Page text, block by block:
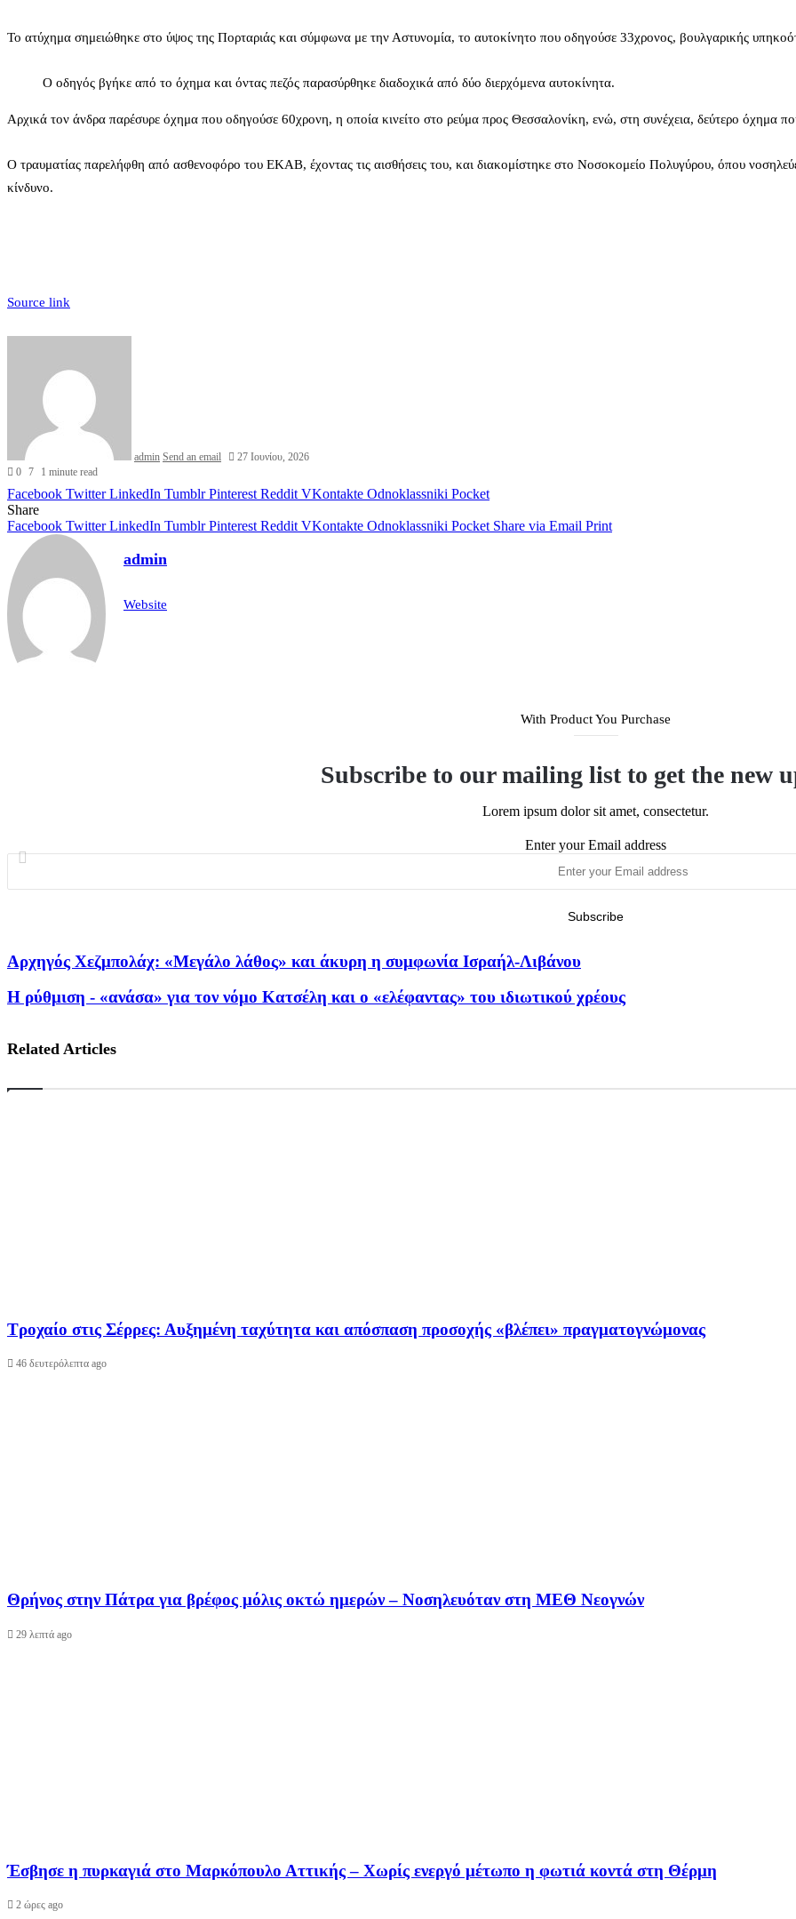
Το ατύχημα σημειώθηκε στο ύψος της Πορταριάς και σύμφωνα με την Αστυνομία, το αυτοκίνητο που οδηγούσε 33χρονος, βουλγαρικής
Ο οδηγός βγήκε από το όχημα και όντας πεζός παρασύρθηκε διαδοχικά από δύο διερχόμενα αυτοκίνητα.
Αρχικά τον άνδρα παρέσυρε όχημα που οδηγούσε 60χρονη, η οποία κινείτο στο ρεύμα προς Θεσσαλονίκη, ενώ, στη συνέχεια, δεύτερο όχημα
Ο τραυματίας παρελήφθη από ασθενοφόρο του ΕΚΑΒ, έχοντας τις αισθήσεις του, και διακομίστηκε στο Νοσοκομείο Πολυγύρου, όπου
κίνδυνο.
Source link
admin Send an email
27 Ιουνίου, 2026
0 7 1 minute read
Facebook Twitter LinkedIn Tumblr Pinterest Reddit VKontakte Odnoklassniki Pocket
Share
Facebook Twitter LinkedIn Tumblr Pinterest Reddit VKontakte Odnoklassniki Pocket Share via Email Print
admin
Website
With Product You Purchase
Subscribe to our mailing list to get the new
Lorem ipsum dolor sit amet, consectetur.
Enter your Email address
Αρχηγός Χεζμπολάχ: «Μεγάλο λάθος» και άκυρη η συμφωνία Ισραήλ-Λιβάνου
Η ρύθμιση - «ανάσα» για τον νόμο Κατσέλη και ο «ελέφαντας» του ιδιωτικού χρέους
Related Articles
Τροχαίο στις Σέρρες: Αυξημένη ταχύτητα και απόσπαση προσοχής «βλέπει» πραγματογνώμονας
46 δευτερόλεπτα ago
Θρήνος στην Πάτρα για βρέφος μόλις οκτώ ημερών – Νοσηλευόταν στη ΜΕΘ Νεογνών
29 λεπτά ago
Έσβησε η πυρκαγιά στο Μαρκόπουλο Αττικής – Χωρίς ενεργό μέτωπο η φωτιά κοντά στη Θέρμη
2 ώρες ago